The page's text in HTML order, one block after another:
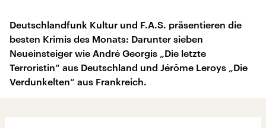
Deutschlandfunk Kultur und F.A.S. präsentieren die
besten Krimis des Monats: Darunter sieben
Neueinsteiger wie André Georgis „Die letzte
Terroristin“ aus Deutschland und Jérôme Leroys „Die
Verdunkelten“ aus Frankreich.